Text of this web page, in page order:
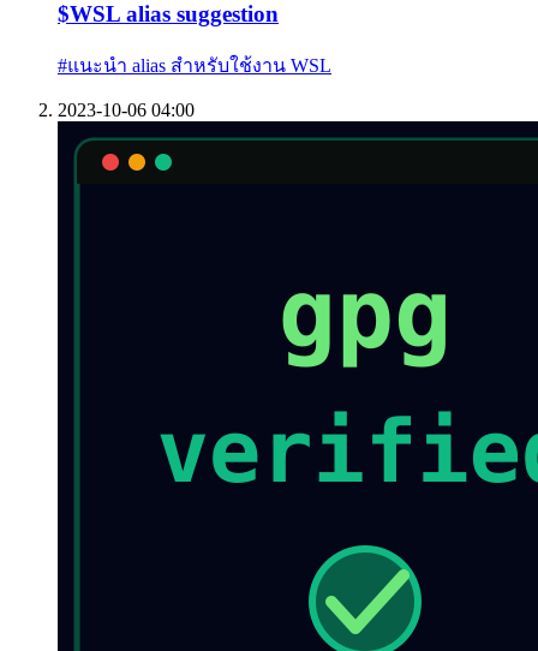
$WSL alias suggestion
#แนะนำ alias สำหรับใช้งาน WSL
2023-10-06 04:00